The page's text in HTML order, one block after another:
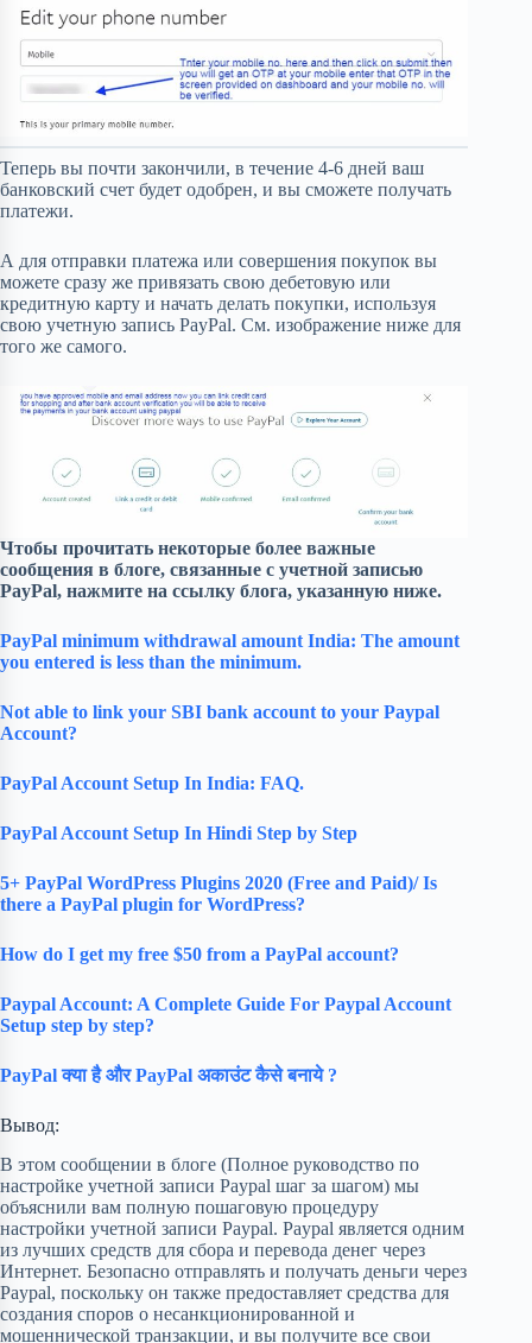
Теперь вы почти закончили, в течение 4-6 дней ваш
банковский счет будет одобрен, и вы сможете получать
платежи.
А для отправки платежа или совершения покупок вы
можете сразу же привязать свою дебетовую или
кредитную карту и начать делать покупки, используя
свою учетную запись PayPal. См. изображение ниже для
того же самого.
Чтобы прочитать некоторые более важные
сообщения в блоге, связанные с учетной записью
PayPal, нажмите на ссылку блога, указанную ниже.
PayPal minimum withdrawal amount India: The amount
you entered is less than the minimum.
Not able to link your SBI bank account to your Paypal
Account?
PayPal Account Setup In India: FAQ.
PayPal Account Setup In Hindi Step by Step
5+ PayPal WordPress Plugins 2020 (Free and Paid)/ Is
there a PayPal plugin for WordPress?
How do I get my free $50 from a PayPal account?
Paypal Account: A Complete Guide For Paypal Account
Setup step by step?
PayPal क्या है और PayPal अकाउंट कैसे बनाये ?
Вывод:
В этом сообщении в блоге (Полное руководство по
настройке учетной записи Paypal шаг за шагом) мы
объяснили вам полную пошаговую процедуру
настройки учетной записи Paypal. Paypal является одним
из лучших средств для сбора и перевода денег через
Интернет. Безопасно отправлять и получать деньги через
Paypal, поскольку он также предоставляет средства для
создания споров о несанкционированной и
мошеннической транзакции, и вы получите все свои